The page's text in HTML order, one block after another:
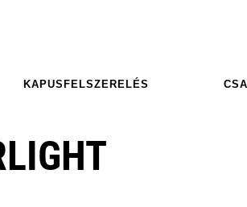
KAPUSFELSZERELÉS